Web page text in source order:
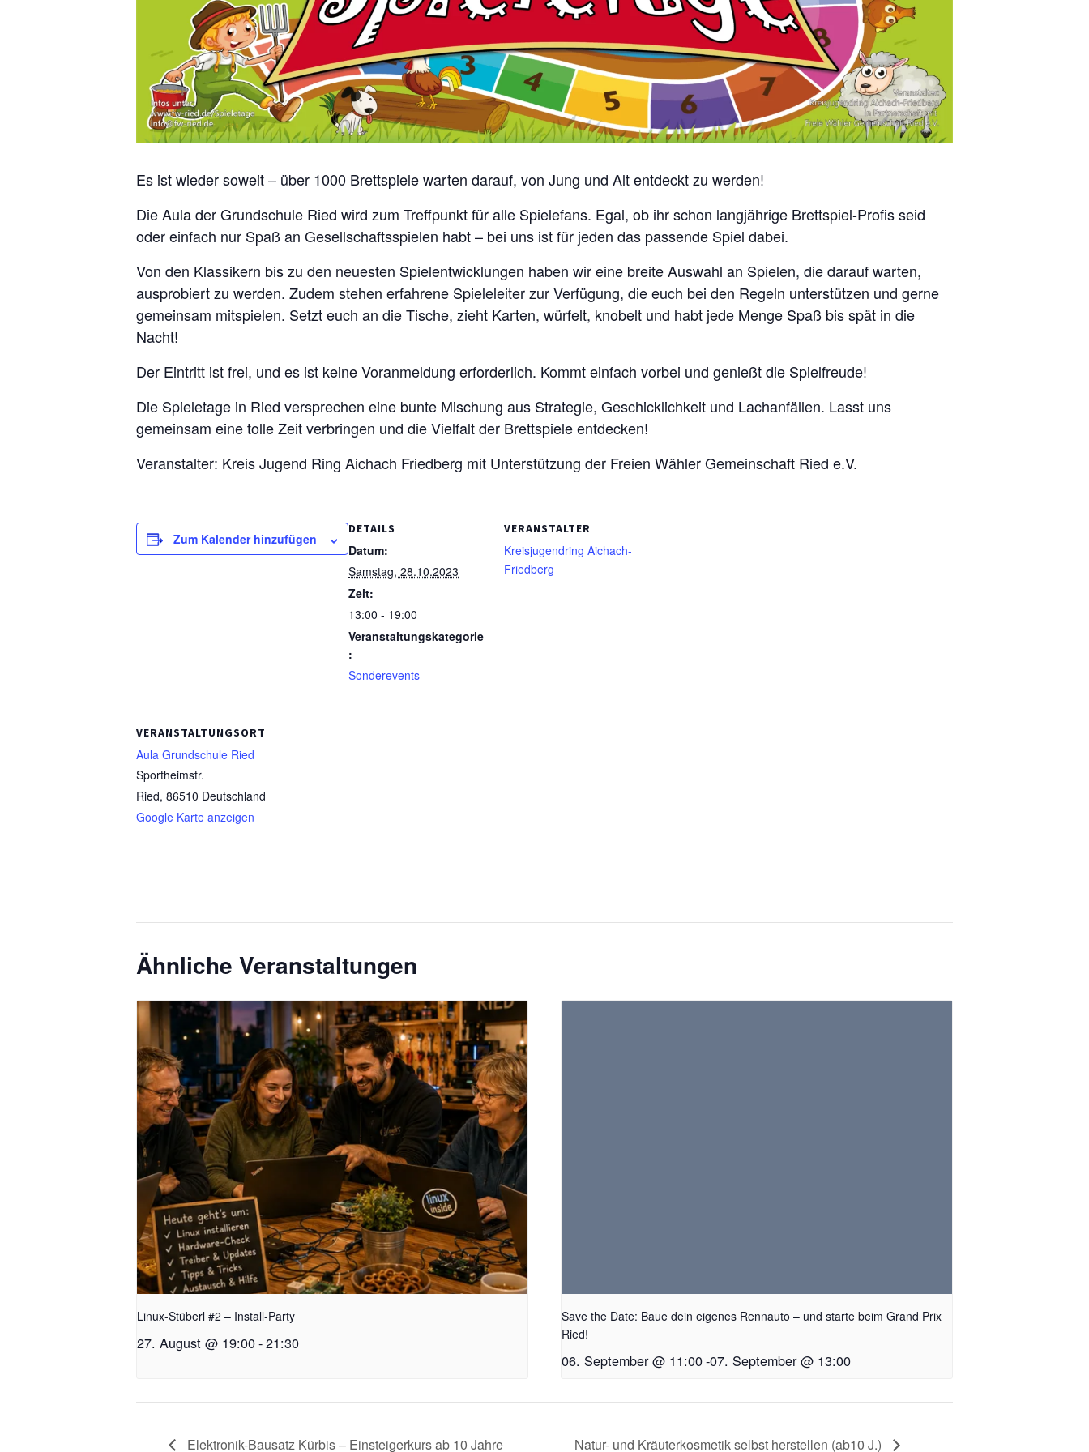
Es ist wieder soweit – über 1000 Brettspiele warten darauf, von Jung und Alt entdeckt zu werden!
Die Aula der Grundschule Ried wird zum Treffpunkt für alle Spielefans. Egal, ob ihr schon langjährige Brettspiel-Profis seid
oder einfach nur Spaß an Gesellschaftsspielen habt – bei uns ist für jeden das passende Spiel dabei.
Von den Klassikern bis zu den neuesten Spielentwicklungen haben wir eine breite Auswahl an Spielen, die darauf warten,
ausprobiert zu werden. Zudem stehen erfahrene Spieleleiter zur Verfügung, die euch bei den Regeln unterstützen und gerne
gemeinsam mitspielen. Setzt euch an die Tische, zieht Karten, würfelt, knobelt und habt jede Menge Spaß bis spät in die
Nacht!
Der Eintritt ist frei, und es ist keine Voranmeldung erforderlich. Kommt einfach vorbei und genießt die Spielfreude!
Die Spieletage in Ried versprechen eine bunte Mischung aus Strategie, Geschicklichkeit und Lachanfällen. Lasst uns
gemeinsam eine tolle Zeit verbringen und die Vielfalt der Brettspiele entdecken!
Veranstalter: Kreis Jugend Ring Aichach Friedberg mit Unterstützung der Freien Wähler Gemeinschaft Ried e.V.
Zum Kalender hinzufügen
DETAILS
Datum:
Samstag, 28.10.2023
Zeit:
13:00 - 19:00
Veranstaltungskategorie
:
Sonderevents
VERANSTALTER
Kreisjugendring Aichach-
Friedberg
VERANSTALTUNGSORT
Aula Grundschule Ried
Sportheimstr.
Ried, 86510 Deutschland
Google Karte anzeigen
Ähnliche Veranstaltungen
Linux-Stüberl #2 – Install-Party
27. August @ 19:00-21:30
Save the Date: Baue dein eigenes Rennauto – und starte beim Grand Prix
Ried!
06. September @ 11:00-07. September @ 13:00
Elektronik-Bausatz Kürbis – Einsteigerkurs ab 10 Jahre Natur- und Kräuterkosmetik selbst herstellen (ab10 J.)